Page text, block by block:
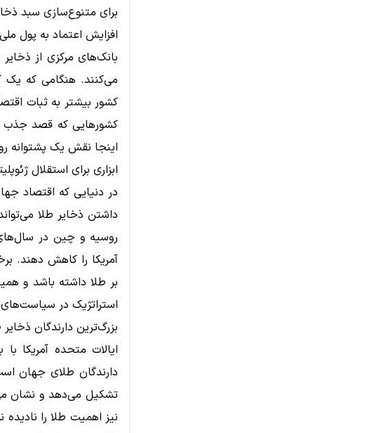
برای متنوع‌سازی سبد
افزایش اعتماد به پول ملی
بانک‌های مرکزی از
می‌کنند. هنگامی که یک
کشور بیشتر به ثبات
کشورهایی که قصد جذب
اینجا نقش یک پشتوانه
ابزاری برای استقلال
در دنیایی که اقتصاد
داشتن ذخایر طلا
روسیه و چین در سال‌های
آمریکا را کاهش دهند.
بر طلا داشته باشد و
استراتژیک در سیاست‌های
بزرگ‌ترین دارندگان
دارندگان طلای جهان
تشکیل می‌دهد و نشان
نیز اهمیت طلا را نادیده